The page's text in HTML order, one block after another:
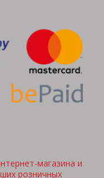
магазина и
розничных